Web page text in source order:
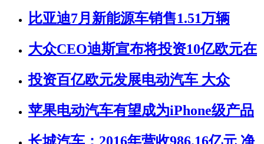
比亚迪7月新能源车销售1.51万辆
大众CEO迪斯宣布将投资10亿欧元在
投资百亿欧元发展电动汽车 大众
苹果电动汽车有望成为iPhone级产品
长城汽车：2016年营收986.16亿元 净